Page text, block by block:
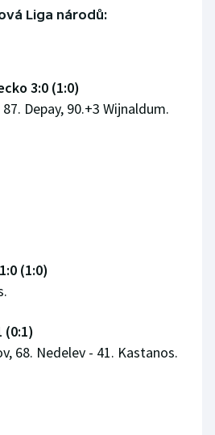
Liga národů:
3:0 (1:0)
Depay, 90.+3 Wijnaldum.
(1:0)
(0:1)
68. Nedelev - 41. Kastanos.